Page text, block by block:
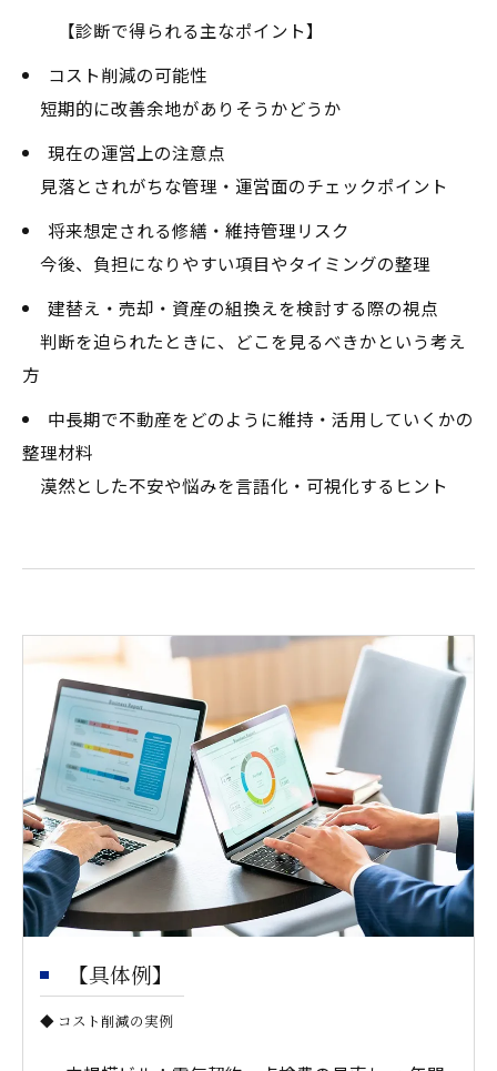
【診断で得られる主なポイント】
コスト削減の可能性
短期的に改善余地がありそうかどうか
現在の運営上の注意点
見落とされがちな管理・運営面のチェックポイント
将来想定される修繕・維持管理リスク
今後、負担になりやすい項目やタイミングの整理
建替え・売却・資産の組換えを検討する際の視点
判断を迫られたときに、どこを見るべきかという考え
方
中長期で不動産をどのように維持・活用していくかの
整理材料
漠然とした不安や悩みを言語化・可視化するヒント
【具体例】
◆ コスト削減の実例